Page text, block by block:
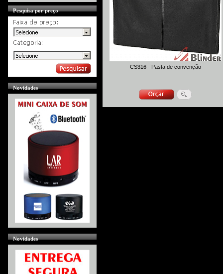
Pesquisa por preço
Novidades
Novidades
CS316 - Pasta de convenção